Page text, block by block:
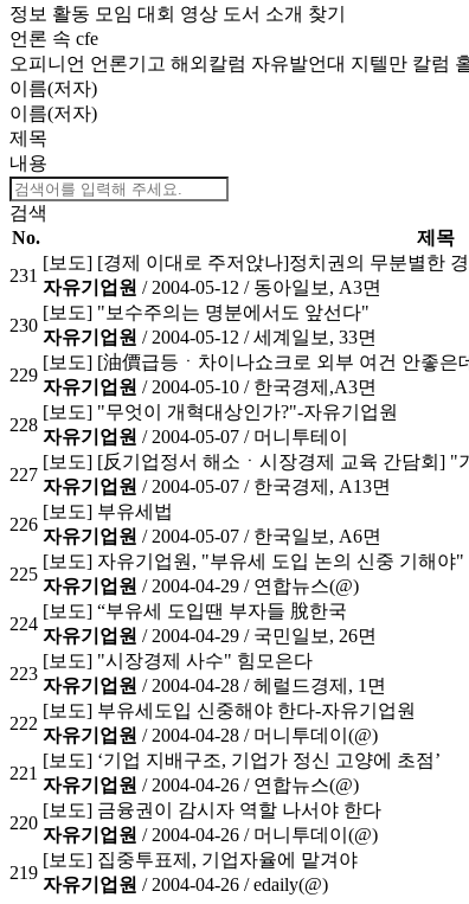
정보 활동 모임 대회 영상 도서 소개 찾기
언론 속 cfe
오피니언 언론기고 해외칼럼 자유발언대 지텔만 칼럼
이름(저자)
이름(저자)
제목
내용
검색
No.
제목
231
[보도] [경제 이대로 주저앉나]정치권의 무분별한
자유기업원 / 2004-05-12 / 동아일보, A3면
230
[보도] "보수주의는 명분에서도 앞선다"
자유기업원 / 2004-05-12 /세계일보, 33면
229
[보도] [油價급등ㆍ차이나쇼크로 외부 여건 안좋
자유기업원 / 2004-05-10 / 한국경제,A3면
228
[보도] "무엇이 개혁대상인가?"-자유기업원
자유기업원 / 2004-05-07 / 머니투테이
227
[보도] [反기업정서 해소ㆍ시장경제 교육 간담회] "
자유기업원 / 2004-05-07 / 한국경제, A13면
226
[보도] 부유세법
자유기업원 / 2004-05-07 / 한국일보, A6면
225
[보도] 자유기업원, "부유세 도입 논의 신중 기해야"
자유기업원 / 2004-04-29 / 연합뉴스(@)
224
[보도] “부유세 도입땐 부자들 脫한국
자유기업원 / 2004-04-29 / 국민일보, 26면
223
[보도] "시장경제 사수" 힘모은다
자유기업원 / 2004-04-28 /헤럴드경제, 1면
222
[보도] 부유세도입 신중해야 한다-자유기업원
자유기업원 / 2004-04-28 / 머니투데이(@)
221
[보도] ‘기업 지배구조, 기업가 정신 고양에 초점’
자유기업원 / 2004-04-26 / 연합뉴스(@)
220
[보도] 금융권이 감시자 역할 나서야 한다
자유기업원 / 2004-04-26 / 머니투데이(@)
219
[보도] 집중투표제, 기업자율에 맡겨야
자유기업원 / 2004-04-26 /edaily(@)